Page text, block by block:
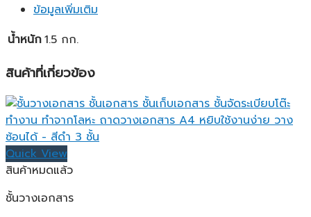
ข้อมูลเพิ่มเติม
น้ำหนัก1.5 กก.
สินค้าที่เกี่ยวข้อง
Quick View
สินค้าหมดแล้ว
ชั้นวางเอกสาร